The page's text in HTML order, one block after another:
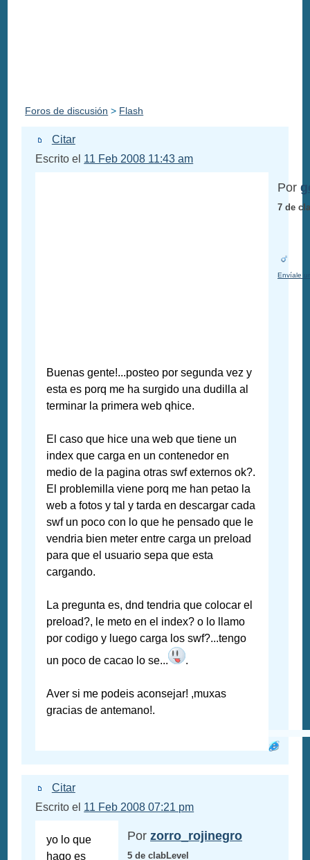
Foros de discusión > Flash
Citar
Escrito el 11 Feb 2008 11:43 am
Buenas gente!...posteo por segunda vez y
esta es porq me ha surgido una dudilla al
terminar la primera web qhice.
El caso que hice una web que tiene un
index que carga en un contenedor en
medio de la pagina otras swf externos ok?.
El problemilla viene porq me han petao la
web a fotos y tal y tarda en descargar cada
swf un poco con lo que he pensado que le
vendria bien meter entre carga un preload
para que el usuario sepa que esta
cargando.
La pregunta es, dnd tendria que colocar el
preload?, le meto en el index? o lo llamo
por codigo y luego carga los swf?...tengo
un poco de cacao lo se...
.
Aver si me podeis aconsejar! ,muxas
gracias de antemano!.
Por
7 de
Envíale
Citar
Escrito el 11 Feb 2008 07:21 pm
yo lo que
hago es
Por zorro_rojinegro
5 de clabLevel